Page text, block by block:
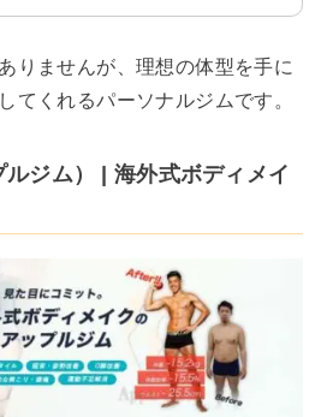
りませんが、理想の体型を手に
てくれるパーソナルジムです。
ジム） | 海外式ボディメイ